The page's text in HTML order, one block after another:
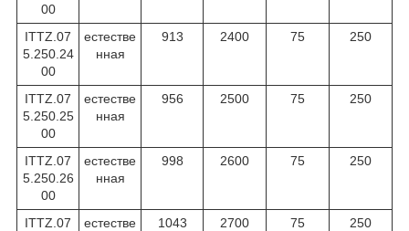
00
ITTZ.07
5.250.24
00
естестве
нная
913 2400 75 250
ITTZ.07
5.250.25
00
естестве
нная
956 2500 75 250
ITTZ.07
5.250.26
00
естестве
нная
998 2600 75 250
ITTZ.07
естестве
1043 2700 75 250